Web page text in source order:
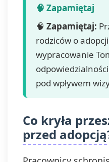
🧠 Zapamiętaj:
rodziców o
wypracowanie
pod wpływem
Co kryła
przed